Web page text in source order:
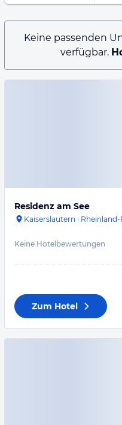
Keine passenden
verfügbar.
Residenz am See
Kaiserslautern · Rheinland-
Keine Hotelbewertungen
Zum Hotel